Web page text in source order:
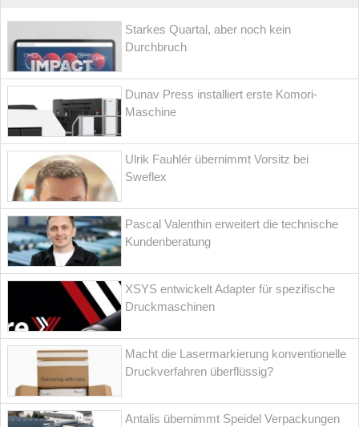
Starkes Quartal, aber noch kein
Durchbruch
Dunav Press installiert erste Komori-
Maschine
Ulrik Fauhlér übernimmt Vorsitz bei
Sweflex
Pascal Valenthin erweitert die technische
Kundenberatung
XSYS entwickelt Adapter für spezifische
Druckmaschinen
Macht die Lasermarkierung konventionelle
Druckverfahren überflüssig?
Antalis übernimmt Speidel Verpackungen